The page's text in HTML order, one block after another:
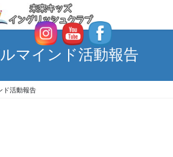
マインド活動報告
ド活動報告